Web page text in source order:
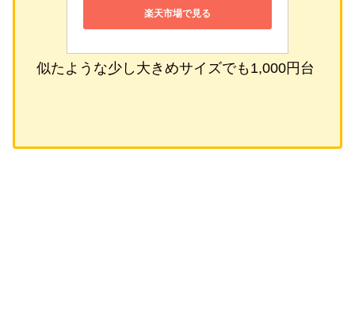
楽天市場で見る
似たような少し大きめサイズでも1,000円台